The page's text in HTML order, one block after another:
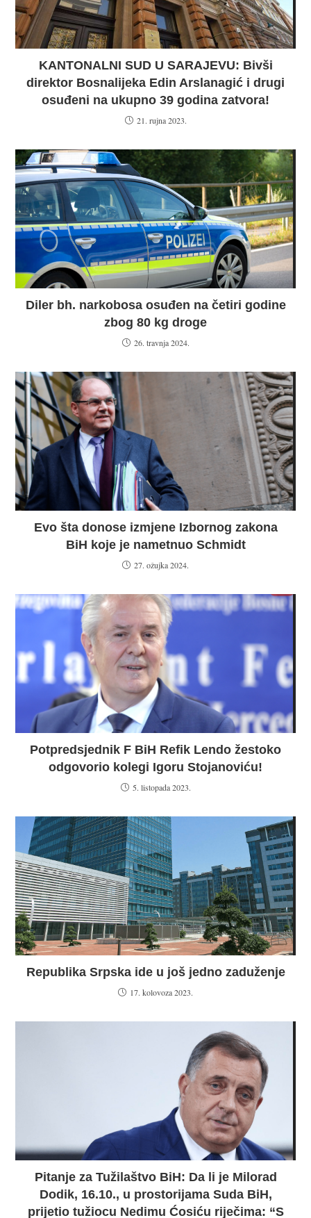
KANTONALNI SUD U SARAJEVU: Bivši
direktor Bosnalijeka Edin Arslanagić i drugi
osuđeni na ukupno 39 godina zatvora!
21. rujna 2023.
Diler bh. narkobosa osuđen na četiri godine
zbog 80 kg droge
26. travnja 2024.
Evo šta donose izmjene Izbornog zakona
BiH koje je nametnuo Schmidt
27. ožujka 2024.
Potpredsjednik F BiH Refik Lendo žestoko
odgovorio kolegi Igoru Stojanoviću!
5. listopada 2023.
Republika Srpska ide u još jedno zaduženje
17. kolovoza 2023.
Pitanje za Tužilaštvo BiH: Da li je Milorad
Dodik, 16.10., u prostorijama Suda BiH,
prijetio tužiocu Nedimu Ćosiću riječima: “S